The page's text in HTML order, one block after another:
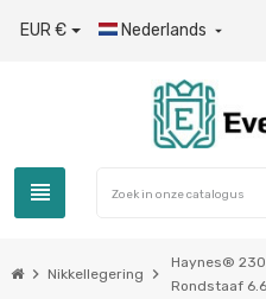
EUR € Nederlands 
view_headline
chevron_right Nikkellegering chevron_right
Haynes®
Rondstaaf